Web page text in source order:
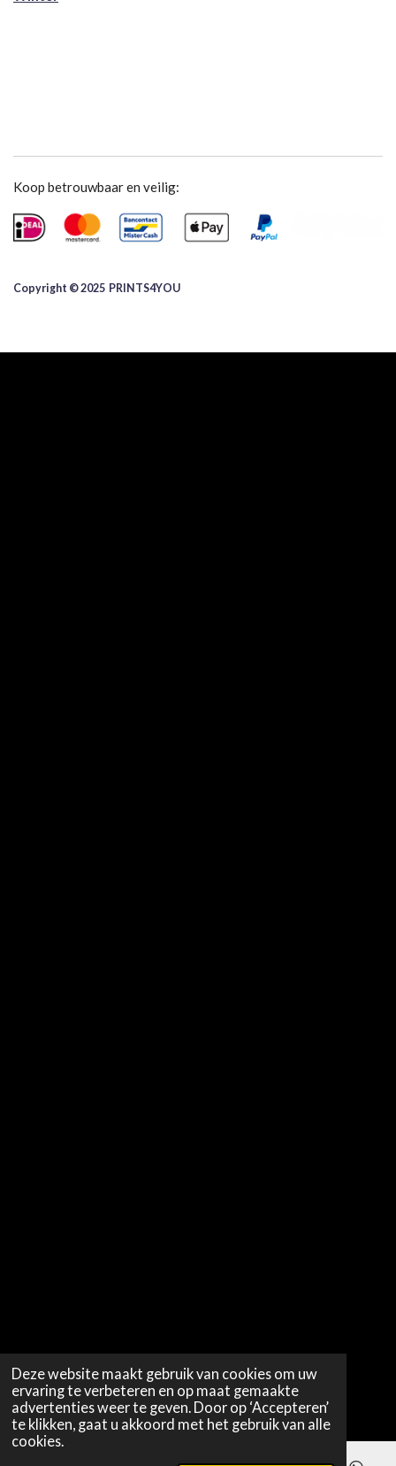
Deze website maakt gebruik van cookies om uw
ervaring te verbeteren en op maat gemaakte
advertenties weer te geven. Door op ‘Accepteren’
te klikken, gaat u akkoord met het gebruik van alle
cookies.
Koop betrouwbaar en veilig:
Copyright © 2025 ​PRINTS4YOU